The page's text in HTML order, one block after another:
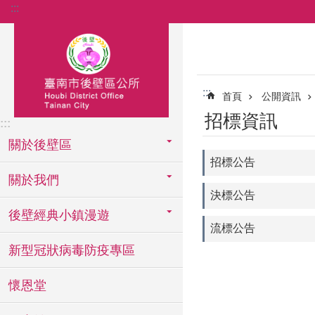
跳到主要內容區塊
:::
:::
關於後壁區
關於我們
後壁經典小鎮漫遊
新型冠狀病毒防疫專區
懷恩堂
::: 首頁 公開資訊
招標資訊
招標公告
決標公告
流標公告